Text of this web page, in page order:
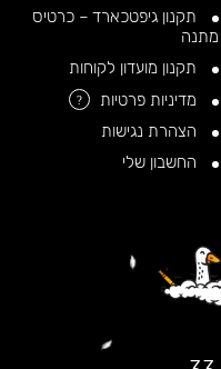
תקנון גיפטכארד – כרטיס
מתנה
תקנון מועדון לקוחות
מדיניות פרטיות
?
הצהרת נגישות
החשבון שלי